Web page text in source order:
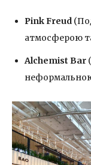
Pink Freud
атмосферою
Alchemist Bar